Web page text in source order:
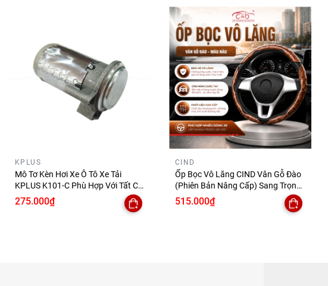
KPLUS
Mô Tơ Kèn Hơi Xe Ô Tô Xe Tải
KPLUS K101-C Phù Hợp Với Tất Cả
Những Dòng Xe
275.000₫
CIND
Ốp Bọc Vô Lăng CIND Vân Gỗ Đào
(Phiên Bản Nâng Cấp) Sang Trọng
Đẳng Cấp Mỏng Nhẹ Chống Trượt
Phù Hợp Nhiều Dòng Xe
515.000₫